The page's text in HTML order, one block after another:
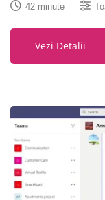
42 minute
Vezi Detalii